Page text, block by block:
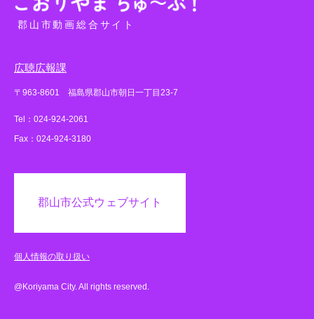
郡山市動画総合サイト
広聴広報課
〒963-8601 福島県郡山市朝日一丁目23-7
Tel：024-924-2061
Fax：024-924-3180
郡山市公式ウェブサイト
個人情報の取り扱い
@Koriyama City. All rights reserved.